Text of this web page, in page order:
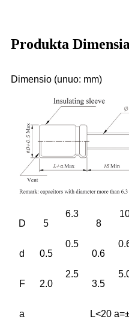
Produkta
Dimensio (unuo: mm)
D 5
6.3
8
d 0.5
0.5
0.6
F 2.0
2.5
3.5
a L<20